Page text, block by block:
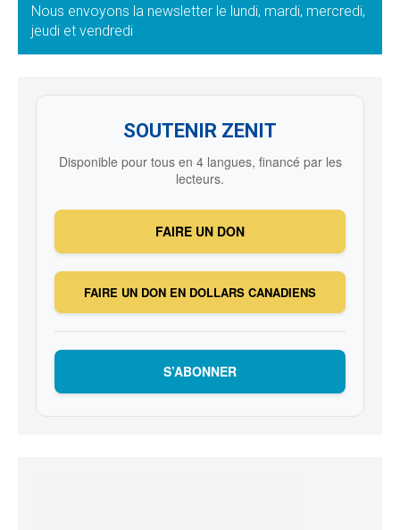
Nous envoyons la newsletter le lundi, mardi, mercredi,
jeudi et vendredi
SOUTENIR ZENIT
Disponible pour tous en 4 langues, financé par les
lecteurs.
FAIRE UN DON
FAIRE UN DON EN DOLLARS CANADIENS
S’ABONNER